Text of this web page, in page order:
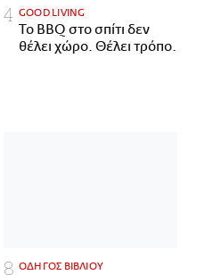
GOOD LIVING
Το BBQ στο σπίτι δεν
θέλει χώρο. Θέλει τρόπο.
ΟΔΗΓΟΣ ΒΙΒΛΙΟΥ